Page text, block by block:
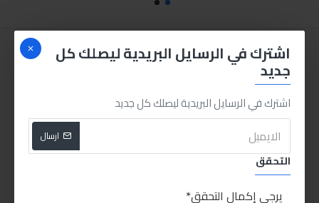
اشترك في الرسايل البريدية ليصلك كل
جديد
اشترك في الرسايل البريدية ليصلك كل جديد
ارسال
التحقق
يرجى إكمال التحقق